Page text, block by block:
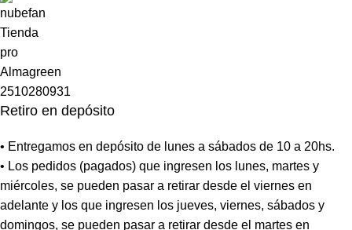
Retiro en depósito
• Entregamos en depósito de lunes a sábados de 10 a 20hs.
• Los pedidos (pagados) que ingresen los lunes, martes y
miércoles, se pueden pasar a retirar desde el viernes en
adelante y los que ingresen los jueves, viernes, sábados y
domingos, se pueden pasar a retirar desde el martes en